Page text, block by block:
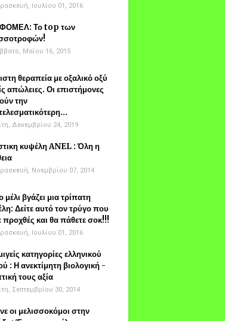
Ιουλίου 01, 2016
Το top των
Μαΐου 16, 2015
θεραπεία με οξαλικό οξύ
απώλειες. Οι επιστήμονες
την
Δεκεμβρίου 24, 2019
κυψέλη ANEL : Όλη η
Νοεμβρίου 07, 2014
βγάζει μια τρίπατη
Δείτε αυτό τον τρύγο που
προχθές και θα πάθετε σοκ!!!
Ιουλίου 01, 2016
κατηγορίες ελληνικού
: Η ανεκτίμητη βιολογική -
τους αξία
Σεπτεμβρίου 30, 2014
οι μελισσοκόμοι στην